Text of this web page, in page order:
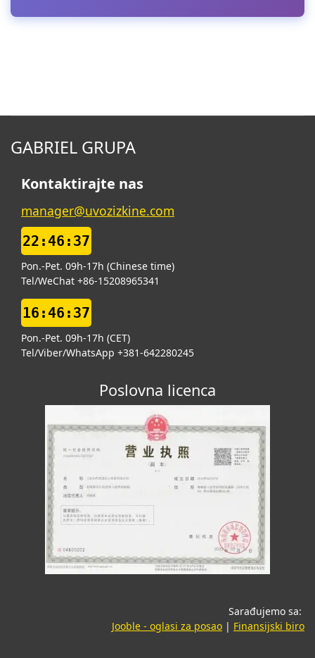
GABRIEL GRUPA
Kontaktirajte nas
manager@uvozizkine.com
22:46:38
Pon.-Pet. 09h-17h (Chinese time)
Tel/WeChat +86-15208965341
16:46:38
Pon.-Pet. 09h-17h (CET)
Tel/Viber/WhatsApp +381-642280245
Poslovna licenca
Sarađujemo sa:
Jooble - oglasi za posao(opens in a new
| Finansijski biro